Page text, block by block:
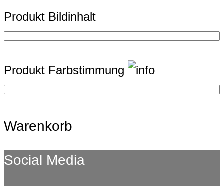
Produkt Bildinhalt
Produkt Farbstimmung
Warenkorb
Social Media